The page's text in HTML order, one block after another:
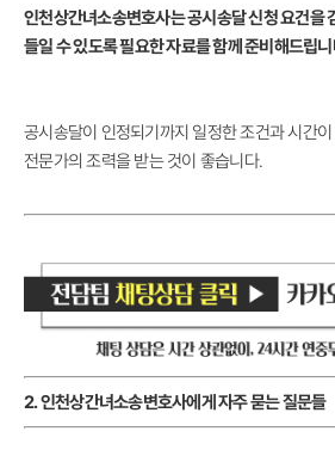
인천상간녀소송변호사는 공시송달 신청 요건을
들일 수 있도록 필요한 자료를 함께 준비해드립
공시송달이 인정되기까지 일정한 조건과 시간
전문가의 조력을 받는 것이 좋습니다.
2. 인천상간녀소송변호사에게 자주 묻는 질문들